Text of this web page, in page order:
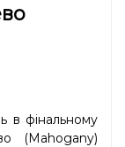
в фінальному
(Mahogany)